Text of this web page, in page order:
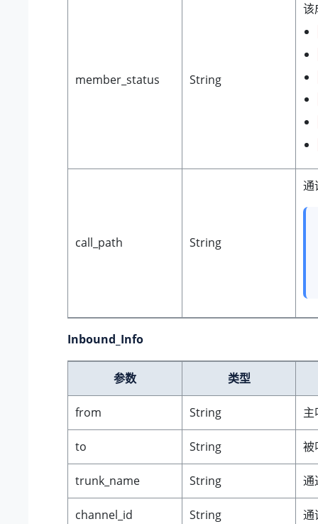
member_status String
该
call_path String
通
Inbound_Info
参数 类型
from String 主
to String 被
trunk_name String 通
channel_id String 通